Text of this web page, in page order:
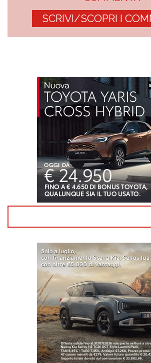
SCRIVI/SCOPRI I